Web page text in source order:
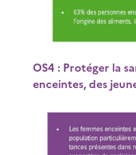
OS4 : Protéger la
enceintes, des